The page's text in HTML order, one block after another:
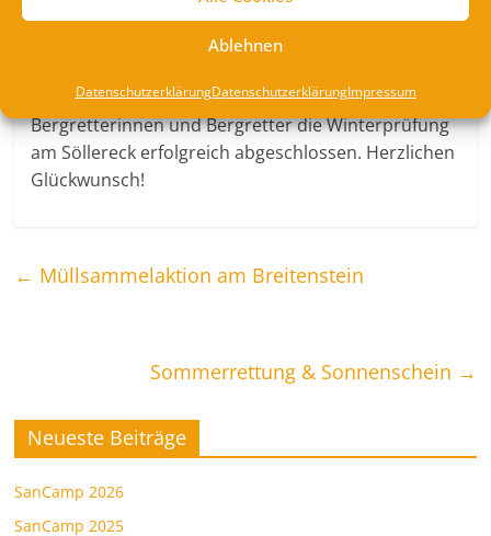
Ablehnen
DatenschutzerklärungDatenschutzerklärungImpressum
für den Liftbetrieb bereitgestellte Material und die
Skifahren zuschauen, haben weitere 6
Bergretterinnen und Bergretter die Winterprüfung
am Söllereck erfolgreich abgeschlossen. Herzlichen
Glückwunsch!
← Müllsammelaktion am Breitenstein
Sommerrettung & Sonnenschein →
Neueste Beiträge
SanCamp 2026
SanCamp 2025